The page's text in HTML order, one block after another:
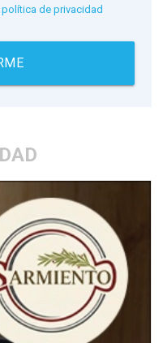
política de privacidad